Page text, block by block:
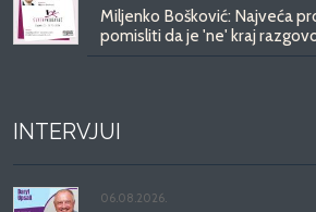
Miljenko Bošković: Najveća
pomisliti da je 'ne' kraj
INTERVJUI
06.08.2026.